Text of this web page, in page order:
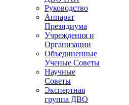
Руководство
Аппарат
Президиума
Учреждения и
Организации
Объединенные
Ученые Советы
Научные
Советы
Экспертная
группа ДВО